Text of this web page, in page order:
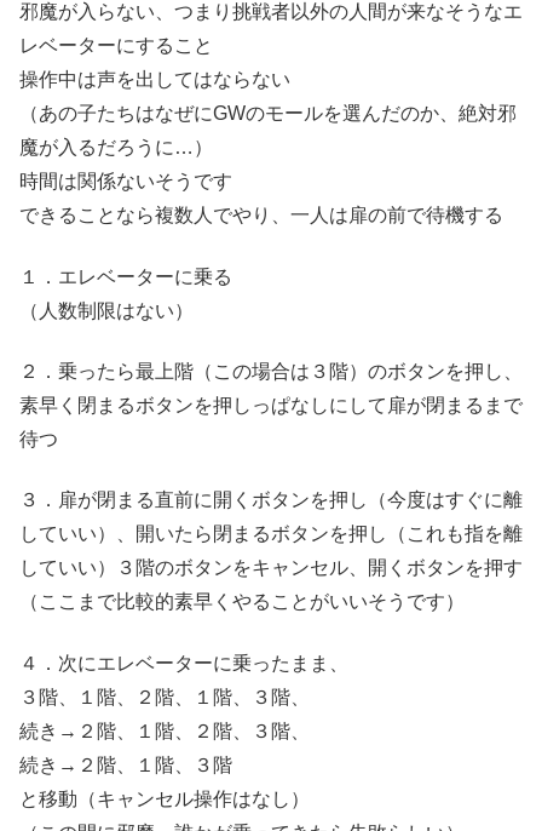
邪魔が入らない、つまり挑戦者以外の人間が来なそうなエ
レベーターにすること
操作中は声を出してはならない
（あの子たちはなぜにGWのモールを選んだのか、絶対邪
魔が入るだろうに…）
時間は関係ないそうです
できることなら複数人でやり、一人は扉の前で待機する
１．エレベーターに乗る
（人数制限はない）
２．乗ったら最上階（この場合は３階）のボタンを押し、
素早く閉まるボタンを押しっぱなしにして扉が閉まるまで
待つ
３．扉が閉まる直前に開くボタンを押し（今度はすぐに離
していい）、開いたら閉まるボタンを押し（これも指を離
していい）３階のボタンをキャンセル、開くボタンを押す
（ここまで比較的素早くやることがいいそうです）
４．次にエレベーターに乗ったまま、
３階、１階、２階、１階、３階、
続き→２階、１階、２階、３階、
続き→２階、１階、３階
と移動（キャンセル操作はなし）